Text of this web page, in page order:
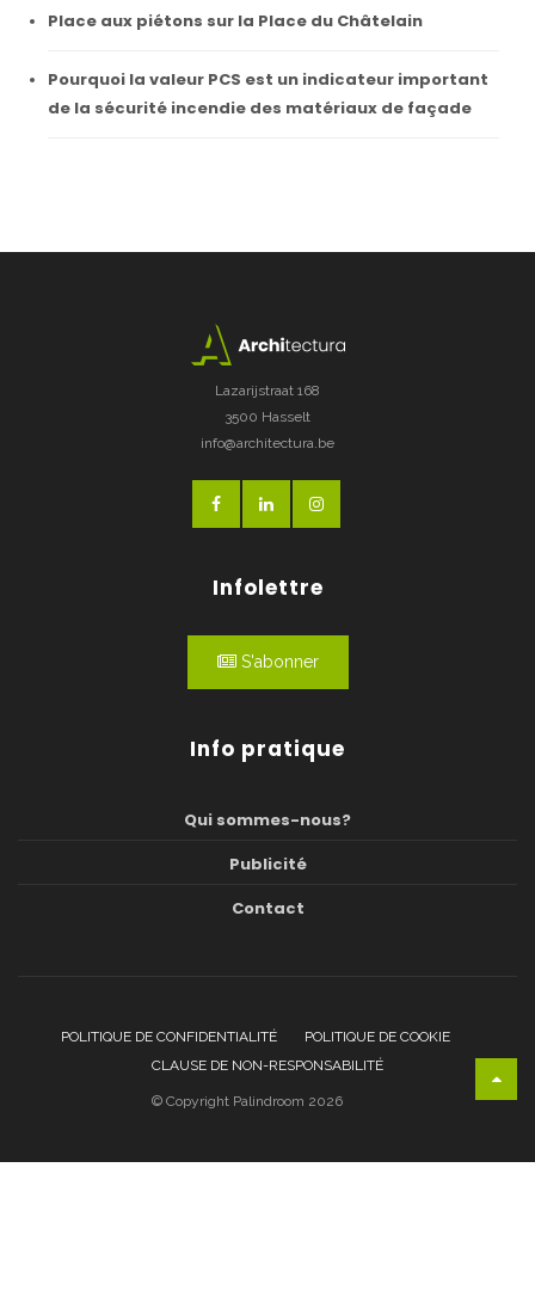
Place aux piétons sur la Place du Châtelain
Pourquoi la valeur PCS est un indicateur important
de la sécurité incendie des matériaux de façade
Lazarijstraat 168
3500 Hasselt
info@architectura.be
Infolettre
S'abonner
Info pratique
Qui sommes-nous?
Publicité
Contact
POLITIQUE DE CONFIDENTIALITÉ
POLITIQUE DE COOKIE
CLAUSE DE NON-RESPONSABILITÉ
© Copyright Palindroom 2026